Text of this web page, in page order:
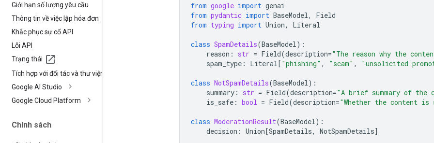
Giới hạn số lượng yêu cầu
Thông tin về việc lập hóa đơn
Khắc phục sự cố API
Lỗi API
Trạng thái
Tích hợp với đối tác và thư viện
Google AI Studio
Google Cloud Platform
Chính sách
from google import genai
from pydantic import BaseModel,
Field
from typing import Union, Literal
class SpamDetails(BaseModel):
reason : str = Field(description="The reason why the
spam_type : Literal[ "phishing" , "scam" , "unsolicited
class NotSpamDetails(BaseModel):
summary : str = Field(description="A brief summary of the
is_safe : bool = Field(description="Whether the content
class ModerationResult(BaseModel):
decision : Union[SpamDetails, NotSpamDetails]